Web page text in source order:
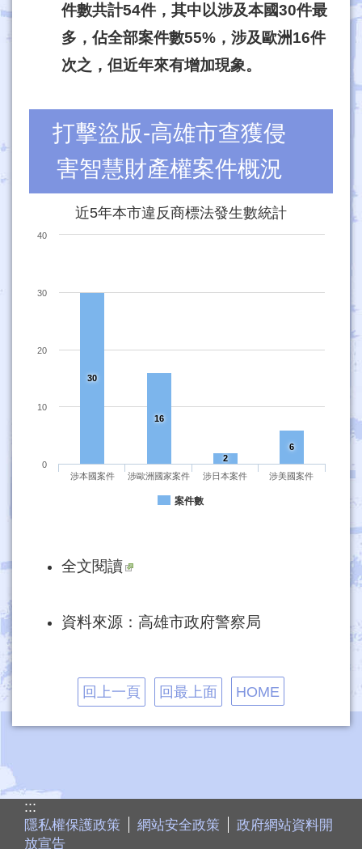
件數共計54件，其中以涉及本國30件最
多，佔全部案件數55% ，涉及歐洲16件
次之，但近年來有增加現象。
打擊盜版-高雄市查獲侵
害智慧財產權案件概況
近5年本市違反商標法發生數統計
30
16
2
6
案件數
涉本國案件 涉歐洲國家案件 涉日本案件 涉美國案件
0
10
20
30
40
全文閱讀
資料來源：高雄市政府警察局
回上一頁 回最上面 HOME
:::
隱私權保護政策 網站安全政策
政府網站資料開
放宣告